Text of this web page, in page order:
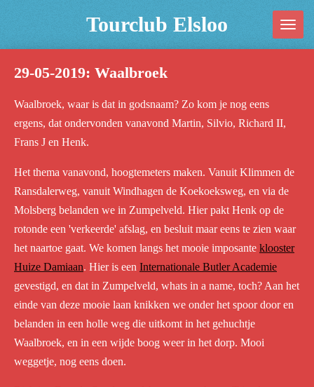
de
Tourclub Elsloo
29-05-2019: Waalbroek
Waalbroek, waar is dat in godsnaam? Zo kom je nog eens
ergens, dat ondervonden vanavond Martin, Silvio, Richard II,
Frans J en Henk.
Het thema vanavond, hoogtemeters maken. Vanuit Klimmen de
Ransdalerweg, vanuit Windhagen de Koekoeksweg, en via de
Molsberg belanden we in Zumpelveld. Hier pakt Henk op de
rotonde een 'verkeerde' afslag, en besluit maar eens te zien waar
het naartoe gaat. We komen langs het mooie imposante klooster
Huize Damiaan. Hier is een Internationale Butler Academie
gevestigd, en dat in Zumpelveld, whats in a name, toch? Aan het
einde van deze mooie laan knikken we onder het spoor door en
belanden in een holle weg die uitkomt in het gehuchtje
Waalbroek, en in een wijde boog weer in het dorp. Mooi
weggetje, nog eens doen.